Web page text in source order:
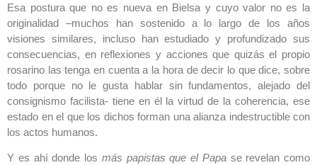
Esa postura que no es nueva en Bielsa y cuyo valor no es la
originalidad –muchos han sostenido a lo largo de los años
visiones similares, incluso han estudiado y profundizado sus
consecuencias, en reflexiones y acciones que quizás el propio
rosarino las tenga en cuenta a la hora de decir lo que dice, sobre
todo porque no le gusta hablar sin fundamentos, alejado del
consignismo facilista- tiene en él la virtud de la coherencia, ese
estado en el que los dichos forman una alianza indestructible con
los actos humanos.
Y es ahí donde los más papistas que el Papase revelan como